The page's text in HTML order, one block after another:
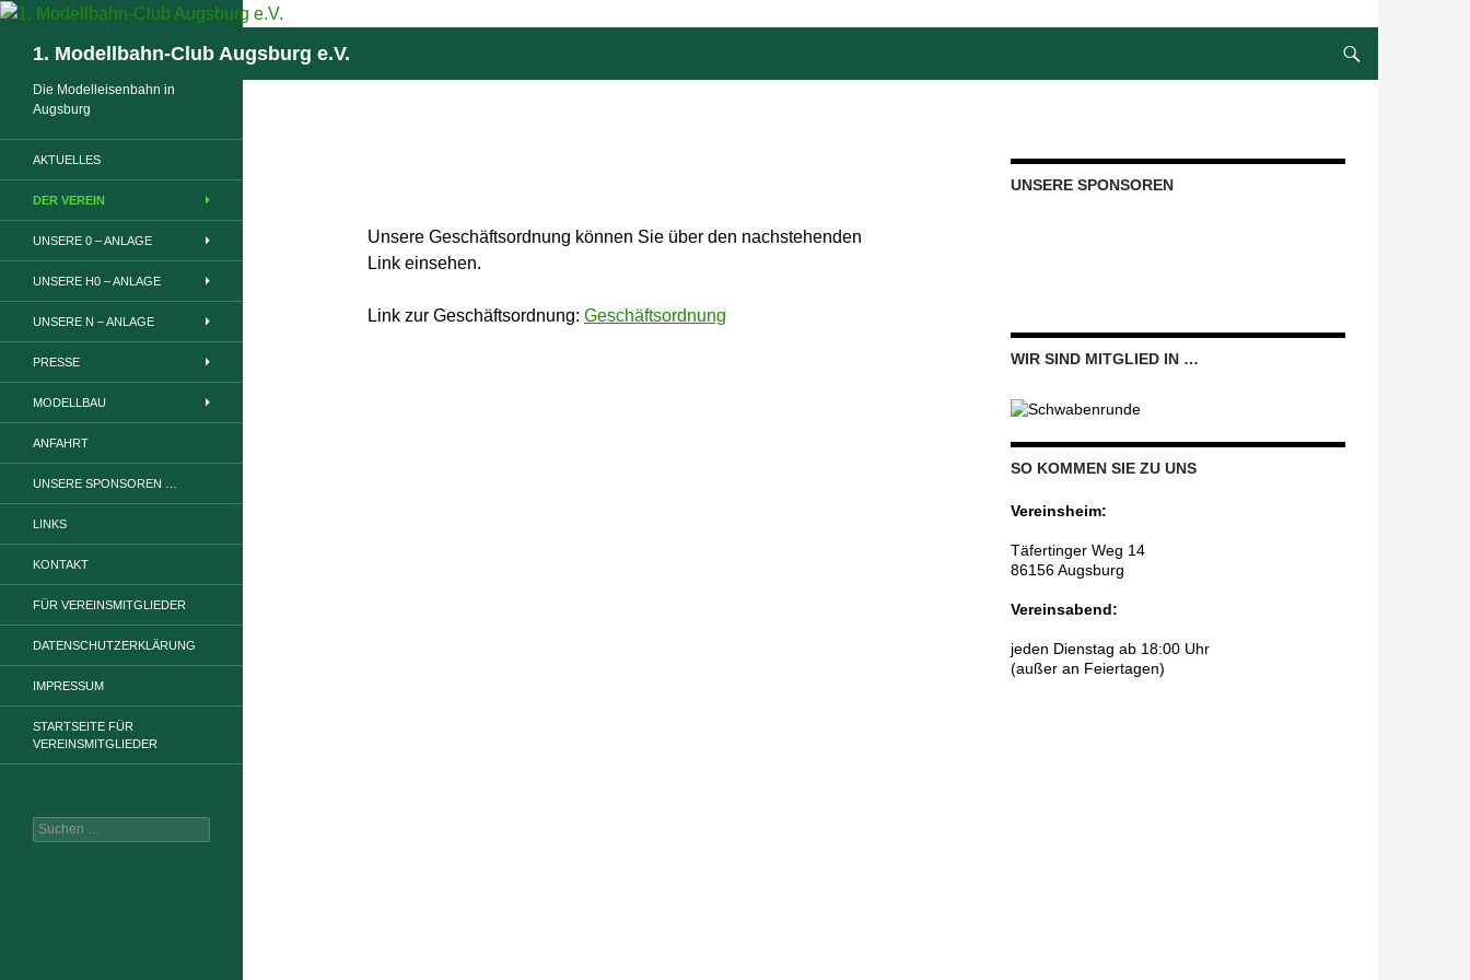
Zum
springen1. Modellbahn-Club Augsburg e.V.
Unsere Geschäftsordnung können Sie über den nachstehenden
Link einsehen.
Link zur Geschäftsordnung: Geschäftsordnung
UNSERE SPONSOREN
WIR SIND MITGLIED IN …
SO KOMMEN SIE ZU UNS
Vereinsheim:
Täfertinger Weg 14
86156 Augsburg
Vereinsabend:
jeden Dienstag ab 18:00 Uhr
(außer an Feiertagen)
Die Modelleisenbahn in
Augsburg
AKTUELLES
DER VEREIN
UNSERE 0 – ANLAGE
UNSERE H0 – ANLAGE
UNSERE N – ANLAGE
PRESSE
MODELLBAU
ANFAHRT
UNSERE SPONSOREN …
LINKS
KONTAKT
FÜR VEREINSMITGLIEDER
DATENSCHUTZERKLÄRUNG
IMPRESSUM
STARTSEITE FÜR
VEREINSMITGLIEDER
Suchen
nach: